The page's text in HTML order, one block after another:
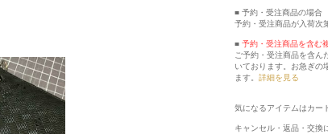
■ 予約・受注商品の場合
予約・受注商品が入荷次
■ 予約・受注商品を含む
ご予約・受注商品を含ん
いております。お急ぎの
ます。 詳細を見る
気になるアイテムはカー
キャンセル・返品・交換